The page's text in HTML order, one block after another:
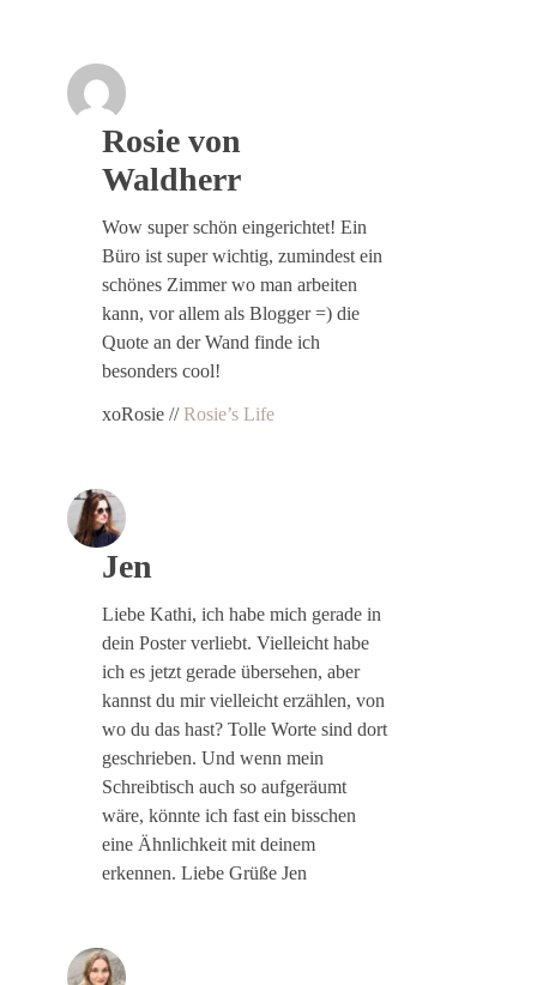
Rosie von
Waldherr
Wow super schön eingerichtet! Ein
Büro ist super wichtig, zumindest ein
schönes Zimmer wo man arbeiten
kann, vor allem als Blogger =) die
Quote an der Wand finde ich
besonders cool!
xoRosie //Rosie’s Life
Jen
Liebe Kathi, ich habe mich gerade in
dein Poster verliebt. Vielleicht habe
ich es jetzt gerade übersehen, aber
kannst du mir vielleicht erzählen, von
wo du das hast? Tolle Worte sind dort
geschrieben. Und wenn mein
Schreibtisch auch so aufgeräumt
wäre, könnte ich fast ein bisschen
eine Ähnlichkeit mit deinem
erkennen. Liebe Grüße Jen